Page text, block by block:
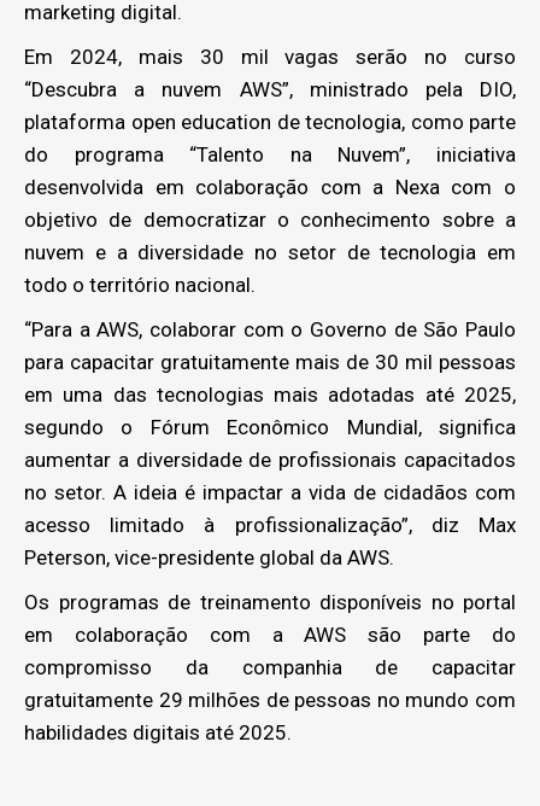
marketing digital.
Em 2024, mais 30 mil vagas serão no curso
“Descubra a nuvem AWS”, ministrado pela DIO,
plataforma open education de tecnologia, como parte
do programa “Talento na Nuvem”, iniciativa
desenvolvida em colaboração com a Nexa com o
objetivo de democratizar o conhecimento sobre a
nuvem e a diversidade no setor de tecnologia em
todo o território nacional.
“Para a AWS, colaborar com o Governo de São Paulo
para capacitar gratuitamente mais de 30 mil pessoas
em uma das tecnologias mais adotadas até 2025,
segundo o Fórum Econômico Mundial, significa
aumentar a diversidade de profissionais capacitados
no setor. A ideia é impactar a vida de cidadãos com
acesso limitado à profissionalização”, diz Max
Peterson, vice-presidente global da AWS.
Os programas de treinamento disponíveis no portal
em colaboração com a AWS são parte do
compromisso da companhia de capacitar
gratuitamente 29 milhões de pessoas no mundo com
habilidades digitais até 2025.